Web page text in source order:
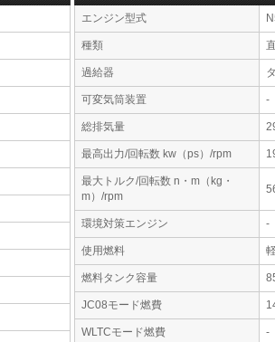
エンジン型式
種類
過給器
可変気筒装置 -
総排気量
最高出力/回転数 kw（ps）/rpm
最大トルク/回転数 n・m（kg・
m）/rpm
環境対策エンジン -
使用燃料
燃料タンク容量
JC08モード燃費
WLTCモード燃費 -